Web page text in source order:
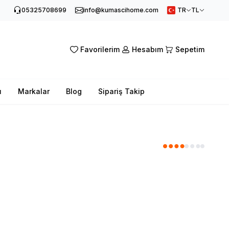
05325708699 info@kumascihome.com TR TL
Favorilerim Hesabım Sepetim
Markalar Blog Sipariş Takip